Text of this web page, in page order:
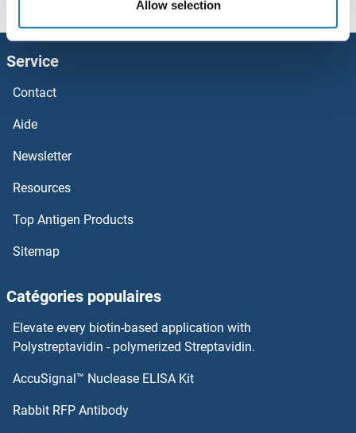
Allow selection
GBA Kits ELISA
GATM Kits ELISA
GATA3 Kits ELISA
GATA Binding Protein 6 Kits ELISA
GATA Binding Protein 5 Kits ELISA
Gastrokine 2 Kits ELISA
Gastrokine 1 Kits ELISA
Service
Contact
Aide
Newsletter
Resources
Top Antigen Products
Sitemap
Catégories populaires
Elevate every biotin-based application with
Polystreptavidin - polymerized Streptavidin.
AccuSignal™ Nuclease ELISA Kit
Rabbit RFP Antibody